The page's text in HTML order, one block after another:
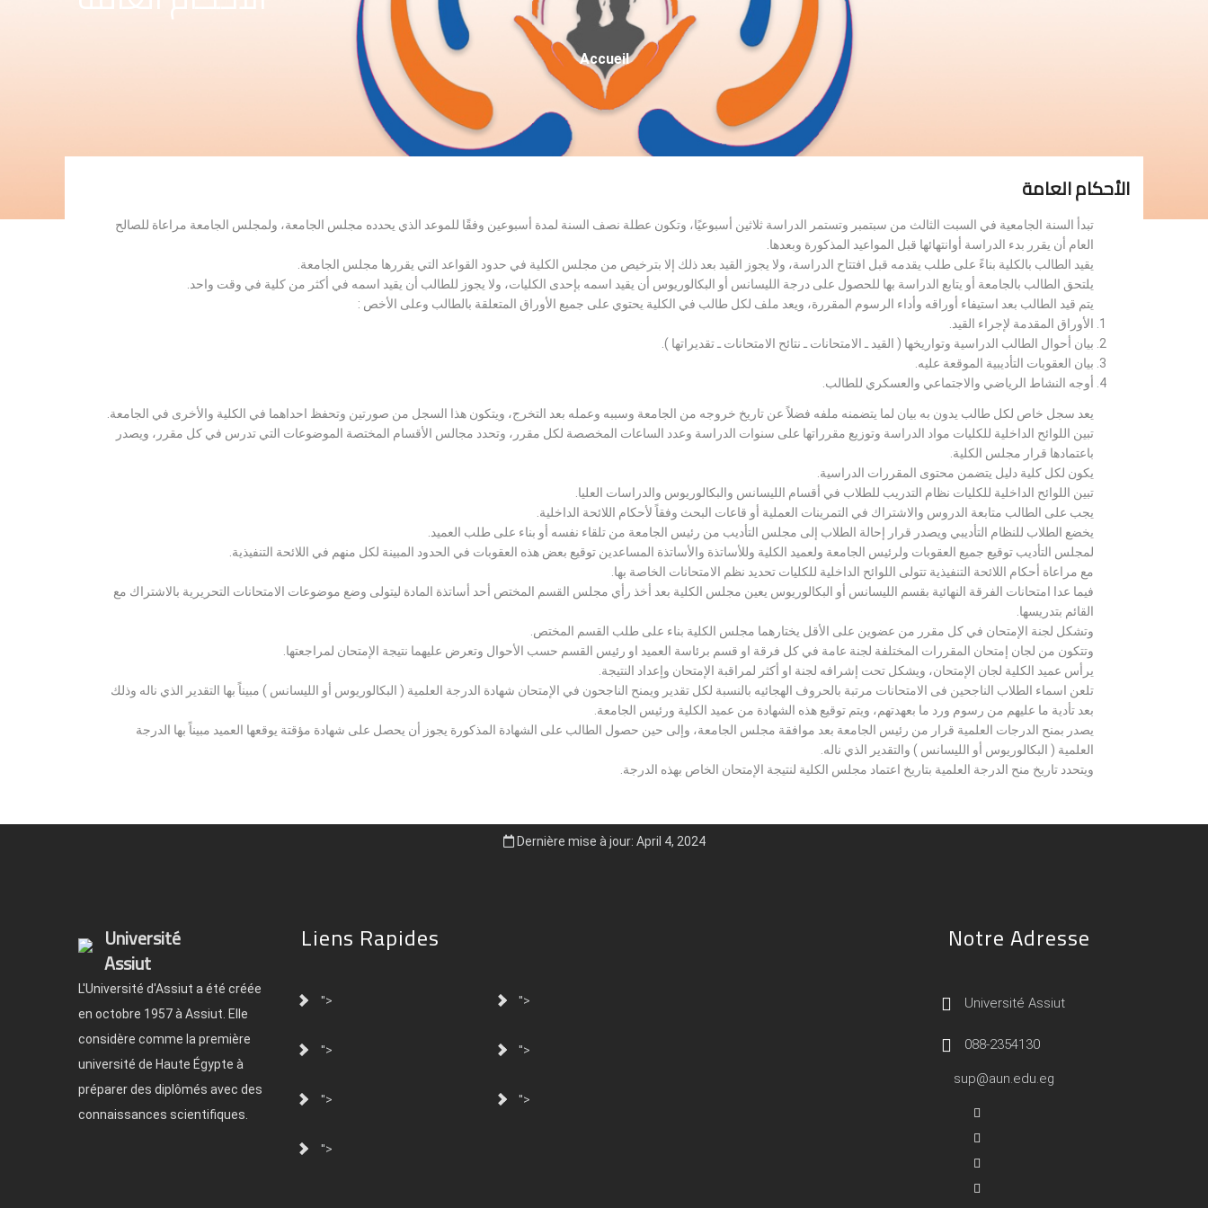
Fil
D'Ariane
Accueil
الأحكام العامة
تبدأ السنة الجامعية في السبت الثالث من سبتمبر وتستمر الدراسة ثلاثين أسبوعيًا، وتكون عطلة نصف السنة لمدة أسبوعين وفقًا للموعد الذي يحدده مجلس الجامعة، ولمجلس الجامعة مراعاة للصالح
العام أن يقرر بدء الدراسة أوانتهائها قبل المواعيد المذكورة وبعدها.
يقيد الطالب بالكلية بناءً على طلب يقدمه قبل افتتاح الدراسة، ولا يجوز القيد بعد ذلك إلا بترخيص من مجلس الكلية في حدود القواعد التي يقررها مجلس الجامعة.
يلتحق الطالب بالجامعة أو يتابع الدراسة بها للحصول على درجة الليسانس أو البكالوريوس أن يقيد اسمه بإحدى الكليات، ولا يجوز للطالب أن يقيد اسمه في أكثر من كلية في وقت واحد.
يتم قيد الطالب بعد استيفاء أوراقه وأداء الرسوم المقررة، ويعد ملف لكل طالب في الكلية يحتوي على جميع الأوراق المتعلقة بالطالب وعلى الأخص :
الأوراق المقدمة لإجراء القيد.
بيان أحوال الطالب الدراسية وتواريخها ( القيد ـ الامتحانات ـ نتائح الامتحانات ـ تقديراتها ).
بيان العقوبات التأديبية الموقعة عليه.
أوجه النشاط الرياضي والاجتماعي والعسكري للطالب.
يعد سجل خاص لكل طالب يدون به بيان لما يتضمنه ملفه فضلاً عن تاريخ خروجه من الجامعة وسببه وعمله بعد التخرج، ويتكون هذا السجل من صورتين وتحفظ احداهما في الكلية والأخرى في الجامعة.
تبين اللوائح الداخلية للكليات مواد الدراسة وتوزيع مقرراتها على سنوات الدراسة وعدد الساعات المخصصة لكل مقرر، وتحدد مجالس الأقسام المختصة الموضوعات التي تدرس في كل مقرر، ويصدر
باعتمادها قرار مجلس الكلية.
يكون لكل كلية دليل يتضمن محتوى المقررات الدراسية.
تبين اللوائح الداخلية للكليات نظام التدريب للطلاب في أقسام الليسانس والبكالوريوس والدراسات العليا.
يجب على الطالب متابعة الدروس والاشتراك في التمرينات العملية أو قاعات البحث وفقاً لأحكام اللائحة الداخلية.
يخضع الطلاب للنظام التأديبي ويصدر قرار إحالة الطلاب إلى مجلس التأديب من رئيس الجامعة من تلقاء نفسه أو بناء على طلب العميد.
لمجلس التأديب توقيع جميع العقوبات ولرئيس الجامعة ولعميد الكلية وللأساتذة والأساتذة المساعدين توقيع بعض هذه العقوبات في الحدود المبينة لكل منهم في اللائحة التنفيذية.
مع مراعاة أحكام اللائحة التنفيذية تتولى اللوائح الداخلية للكليات تحديد نظم الامتحانات الخاصة بها.
فيما عدا امتحانات الفرقة النهائية بقسم الليسانس أو البكالوريوس يعين مجلس الكلية بعد أخذ رأي مجلس القسم المختص أحد أساتذة المادة ليتولى وضع موضوعات الامتحانات التحريرية بالاشتراك مع
القائم بتدريسها.
وتشكل لجنة الإمتحان في كل مقرر من عضوين على الأقل يختارهما مجلس الكلية بناء على طلب القسم المختص.
وتتكون من لجان إمتحان المقررات المختلفة لجنة عامة في كل فرقة او قسم برئاسة العميد او رئيس القسم حسب الأحوال وتعرض عليهما نتيجة الإمتحان لمراجعتها.
يرأس عميد الكلية لجان الإمتحان، ويشكل تحت إشرافه لجنة او أكثر لمراقبة الإمتحان وإعداد النتيجة.
تلعن اسماء الطلاب الناجحين فى الامتحانات مرتبة بالحروف الهجائيه بالنسبة لكل تقدير ويمنح الناجحون في الإمتحان شهادة الدرجة العلمية ( البكالوريوس أو الليسانس ) مبيناً بها التقدير الذي ناله وذلك
بعد تأدية ما عليهم من رسوم ورد ما بعهدتهم، ويتم توقيع هذه الشهادة من عميد الكلية ورئيس الجامعة.
يصدر بمنح الدرجات العلمية قرار من رئيس الجامعة بعد موافقة مجلس الجامعة، وإلى حين حصول الطالب على الشهادة المذكورة يجوز أن يحصل على شهادة مؤقتة يوقعها العميد مبيناً بها الدرجة
العلمية ( البكالوريوس أو الليسانس ) والتقدير الذي ناله.
ويتحدد تاريخ منح الدرجة العلمية بتاريخ اعتماد مجلس الكلية لنتيجة الإمتحان الخاص بهذه الدرجة.
Dernière mise à jour: April 4, 2024
Université
Assiut
L'Université d'Assiut a été créée
en octobre 1957 à Assiut. Elle
considère comme la première
université de Haute Égypte à
préparer des diplômés avec des
connaissances scientifiques.
Liens Rapides
"> ">
"> ">
"> ">
">
Notre Adresse
Université Assiut
088-2354130
sup@aun.edu.eg